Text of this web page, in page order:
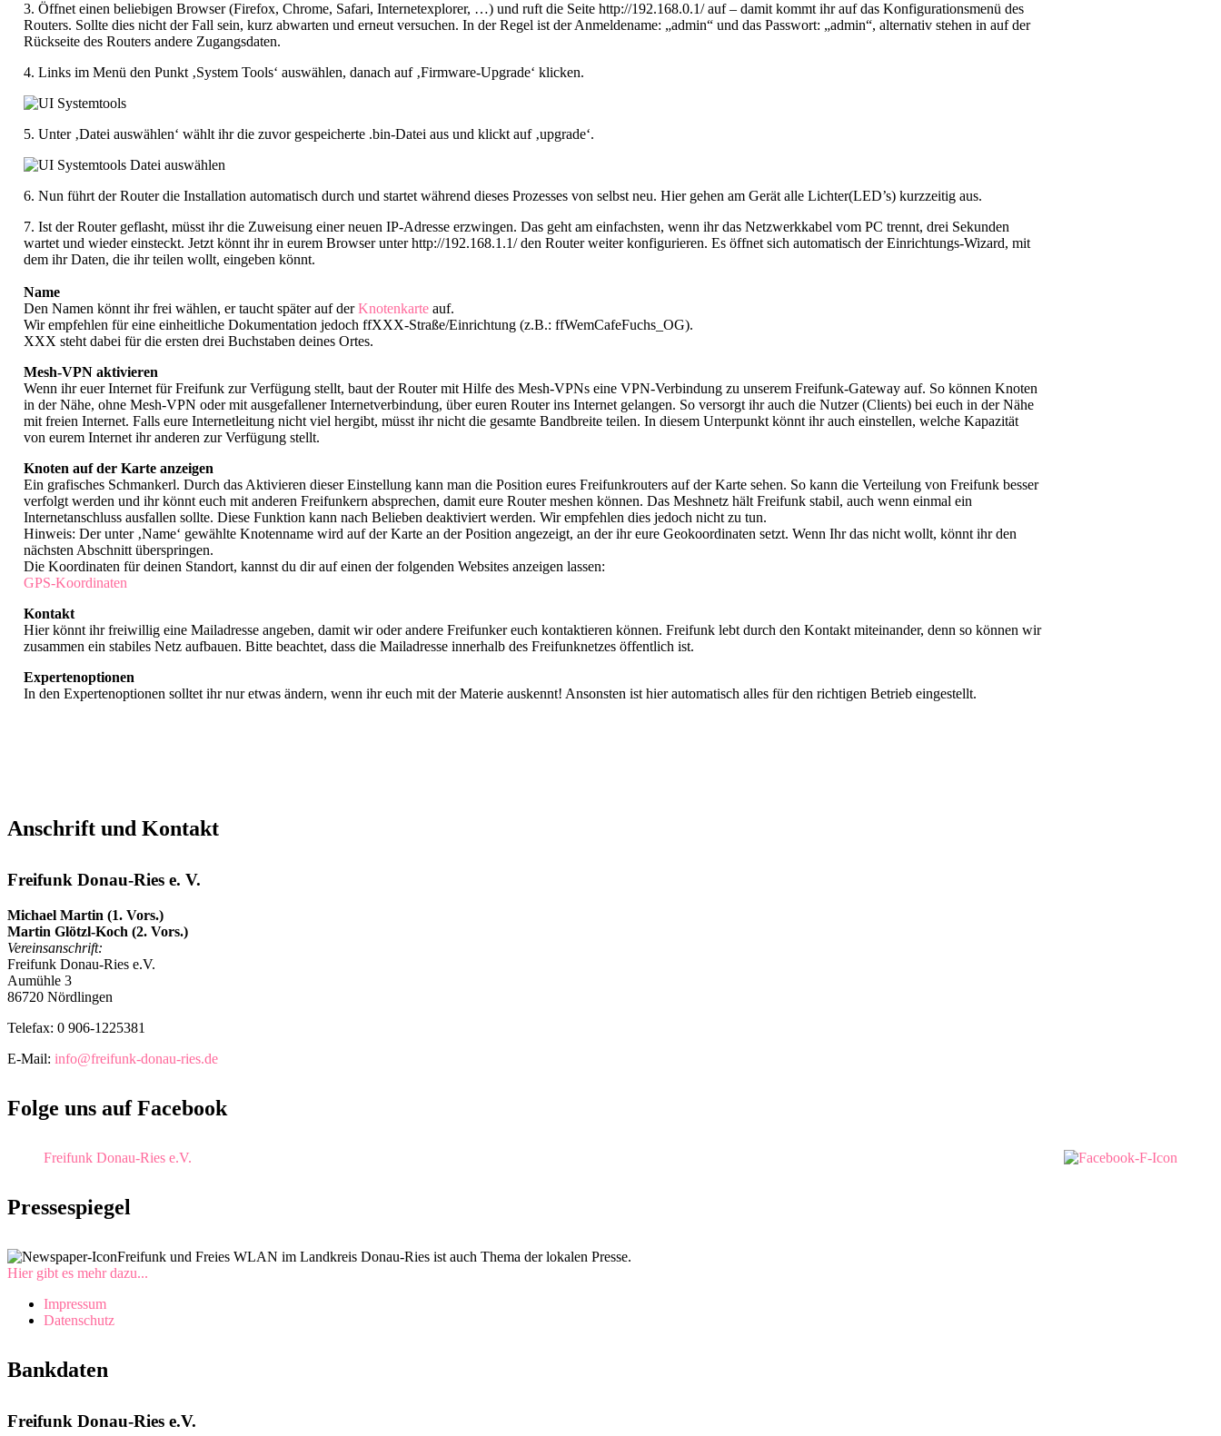
3. Öffnet einen beliebigen Browser (Firefox, Chrome, Safari, Internetexplorer, …) und ruft die Seite http://192.168.0.1/ auf – damit kommt ihr auf das Konfigurationsmenü des
Routers. Sollte dies nicht der Fall sein, kurz abwarten und erneut versuchen. In der Regel ist der Anmeldename: „admin“ und das Passwort: „admin“, alternativ stehen in auf der
Rückseite des Routers andere Zugangsdaten.
4. Links im Menü den Punkt ‚System Tools‘ auswählen, danach auf ‚Firmware-Upgrade‘ klicken.
5. Unter ‚Datei auswählen‘ wählt ihr die zuvor gespeicherte .bin-Datei aus und klickt auf ‚upgrade‘.
6. Nun führt der Router die Installation automatisch durch und startet während dieses Prozesses von selbst neu. Hier gehen am Gerät alle Lichter(LED’s) kurzzeitig aus.
7. Ist der Router geflasht, müsst ihr die Zuweisung einer neuen IP-Adresse erzwingen. Das geht am einfachsten, wenn ihr das Netzwerkkabel vom PC trennt, drei Sekunden
wartet und wieder einsteckt. Jetzt könnt ihr in eurem Browser unter http://192.168.1.1/ den Router weiter konfigurieren. Es öffnet sich automatisch der Einrichtungs-Wizard, mit
dem ihr Daten, die ihr teilen wollt, eingeben könnt.
Name
Den Namen könnt ihr frei wählen, er taucht später auf derKnotenkarte auf.
Wir empfehlen für eine einheitliche Dokumentation jedoch ffXXX-Straße/Einrichtung (z.B.: ffWemCafeFuchs_OG).
XXX steht dabei für die ersten drei Buchstaben deines Ortes.
Mesh-VPN aktivieren
Wenn ihr euer Internet für Freifunk zur Verfügung stellt, baut der Router mit Hilfe des Mesh-VPNs eine VPN-Verbindung zu unserem Freifunk-Gateway auf. So können Knoten
in der Nähe, ohne Mesh-VPN oder mit ausgefallener Internetverbindung, über euren Router ins Internet gelangen. So versorgt ihr auch die Nutzer (Clients) bei euch in der Nähe
mit freien Internet. Falls eure Internetleitung nicht viel hergibt, müsst ihr nicht die gesamte Bandbreite teilen. In diesem Unterpunkt könnt ihr auch einstellen, welche Kapazität
von eurem Internet ihr anderen zur Verfügung stellt.
Knoten auf der Karte anzeigen
Ein grafisches Schmankerl. Durch das Aktivieren dieser Einstellung kann man die Position eures Freifunkrouters auf der Karte sehen. So kann die Verteilung von Freifunk besser
verfolgt werden und ihr könnt euch mit anderen Freifunkern absprechen, damit eure Router meshen können. Das Meshnetz hält Freifunk stabil, auch wenn einmal ein
Internetanschluss ausfallen sollte. Diese Funktion kann nach Belieben deaktiviert werden. Wir empfehlen dies jedoch nicht zu tun.
Hinweis: Der unter ‚Name‘ gewählte Knotenname wird auf der Karte an der Position angezeigt, an der ihr eure Geokoordinaten setzt. Wenn Ihr das nicht wollt, könnt ihr den
nächsten Abschnitt überspringen.
Die Koordinaten für deinen Standort, kannst du dir auf einen der folgenden Websites anzeigen lassen:
GPS-Koordinaten
Kontakt
Hier könnt ihr freiwillig eine Mailadresse angeben, damit wir oder andere Freifunker euch kontaktieren können. Freifunk lebt durch den Kontakt miteinander, denn so können wir
zusammen ein stabiles Netz aufbauen. Bitte beachtet, dass die Mailadresse innerhalb des Freifunknetzes öffentlich ist.
Expertenoptionen
In den Expertenoptionen solltet ihr nur etwas ändern, wenn ihr euch mit der Materie auskennt! Ansonsten ist hier automatisch alles für den richtigen Betrieb eingestellt.
Anschrift und Kontakt
Freifunk Donau-Ries e. V.
Michael Martin (1. Vors.)
Martin Glötzl-Koch (2. Vors.)
Vereinsanschrift:
Freifunk Donau-Ries e.V.
Aumühle 3
86720 Nördlingen
Telefax: 0 906-1225381
E-Mail: info@freifunk-donau-ries.de
Folge uns auf Facebook
Freifunk Donau-Ries e.V.
Pressespiegel
Freifunk und Freies WLAN im Landkreis Donau-Ries ist auch Thema der lokalen Presse.
Hier gibt es mehr dazu...
Impressum
Datenschutz
Bankdaten
Freifunk Donau-Ries e.V.